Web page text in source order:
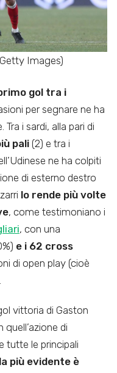
Images)
gol tra i
per segnare ne ha
i sardi, alla pari di
pali (2) e tra i
ne ha colpiti
di esterno destro
lo rende più volte
, come testimoniano i
, con una
e i 62 cross
di open play (cioè
vittoria di Gaston
quell’azione di
tutte le principali
più evidente è